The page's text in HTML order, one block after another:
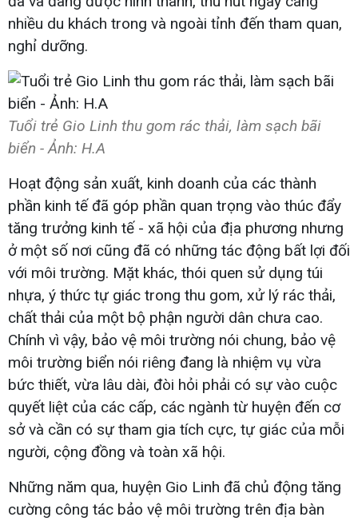
nhiều du khách trong và ngoài tỉnh đến tham quan,
nghỉ dưỡng.
Tuổi trẻ Gio Linh thu gom rác thải, làm sạch bãi
biển - Ảnh: H.A
Hoạt động sản xuất, kinh doanh của các thành
phần kinh tế đã góp phần quan trọng vào thúc đẩy
tăng trưởng kinh tế - xã hội của địa phương nhưng
ở một số nơi cũng đã có những tác động bất lợi đối
với môi trường. Mặt khác, thói quen sử dụng túi
nhựa, ý thức tự giác trong thu gom, xử lý rác thải,
chất thải của một bộ phận người dân chưa cao.
Chính vì vậy, bảo vệ môi trường nói chung, bảo vệ
môi trường biển nói riêng đang là nhiệm vụ vừa
bức thiết, vừa lâu dài, đòi hỏi phải có sự vào cuộc
quyết liệt của các cấp, các ngành từ huyện đến cơ
sở và cần có sự tham gia tích cực, tự giác của mỗi
người, cộng đồng và toàn xã hội.
Những năm qua, huyện Gio Linh đã chủ động tăng
cường công tác bảo vệ môi trường trên địa bàn